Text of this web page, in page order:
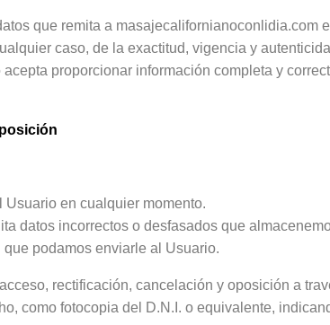
que remita a masajecalifornianoconlidia.com
caso, de la exactitud, vigencia y
proporcionar información completa y
en cualquier momento.
datos incorrectos o desfasados que
podamos enviarle al Usuario.
rectificación, cancelación y oposición a
como fotocopia del D.N.I. o equivalente,